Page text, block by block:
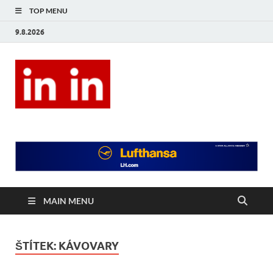
TOP MENU
9.8.2026
MAIN MENU
ŠTÍTEK: KÁVOVARY